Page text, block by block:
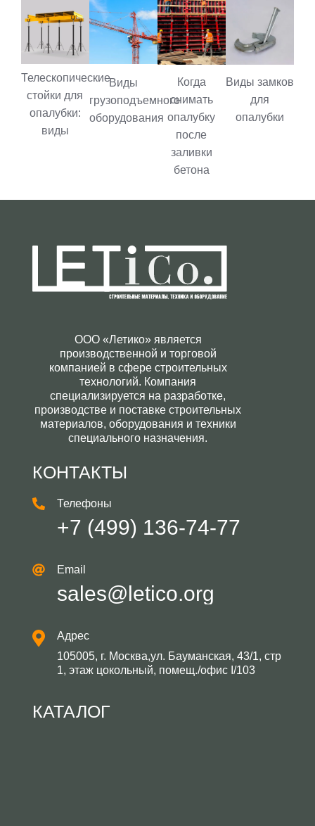
Телескопические
стойки для
опалубки:
виды
Виды
грузоподъемного
оборудования
Когда
снимать
опалубку
после
заливки
бетона
Виды замков
для
опалубки
ООО «Летико» является
производственной и торговой
компанией в сфере строительных
технологий. Компания
специализируется на разработке,
производстве и поставке строительных
материалов, оборудования и техники
специального назначения.
КОНТАКТЫ
Телефоны
+7 (499) 136-74-77
Email
sales@letico.org
Адрес
105005, г. Москва,ул. Бауманская, 43/1, стр
1, этаж цокольный, помещ./офис I/103
КАТАЛОГ